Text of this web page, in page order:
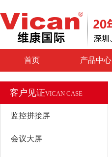
首页 产品中心
客户见证VICAN CASE
监控拼接屏
会议大屏